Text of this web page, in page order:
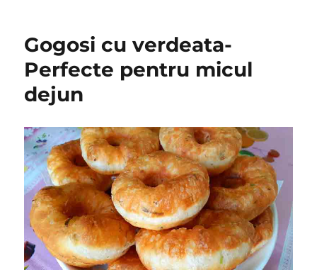
Gogosi cu verdeata-
Perfecte pentru micul
dejun